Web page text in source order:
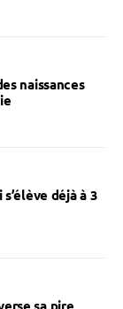
naissances
déjà à 3